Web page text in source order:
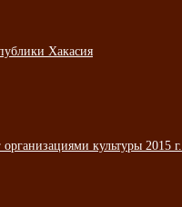
Хакасия
культуры 2015 г.